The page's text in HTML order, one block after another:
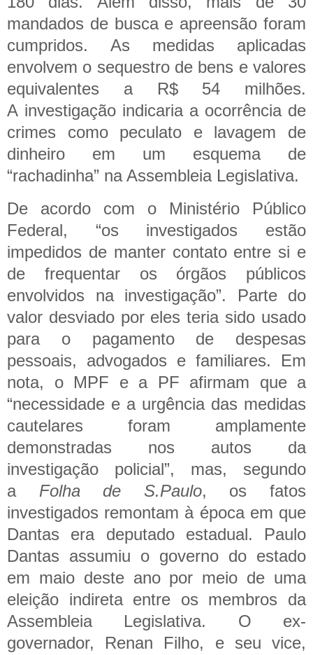
mandados de busca e apreensão foram
cumpridos. As medidas aplicadas
envolvem o sequestro de bens e valores
equivalentes a R$ 54 milhões.
A investigação indicaria a ocorrência de
crimes como peculato e lavagem de
dinheiro em um esquema de
“rachadinha” na Assembleia Legislativa.
De acordo com o Ministério Público
Federal, “os investigados estão
impedidos de manter contato entre si e
de frequentar os órgãos públicos
envolvidos na investigação”. Parte do
valor desviado por eles teria sido usado
para o pagamento de despesas
pessoais, advogados e familiares. Em
nota, o MPF e a PF afirmam que a
“necessidade e a urgência das medidas
cautelares foram amplamente
demonstradas nos autos da
investigação policial”, mas, segundo
a Folha de S.Paulo, os fatos
investigados remontam à época em que
Dantas era deputado estadual. Paulo
Dantas assumiu o governo do estado
em maio deste ano por meio de uma
eleição indireta entre os membros da
Assembleia Legislativa. O ex-
governador, Renan Filho, e seu vice,